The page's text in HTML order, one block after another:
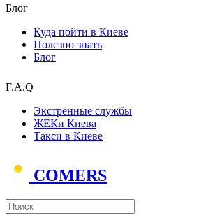
Блог
Куда пойти в Киеве
Полезно знать
Блог
F.A.Q
Экстренные службы
ЖЕКи Киева
Такси в Киеве
COMERS